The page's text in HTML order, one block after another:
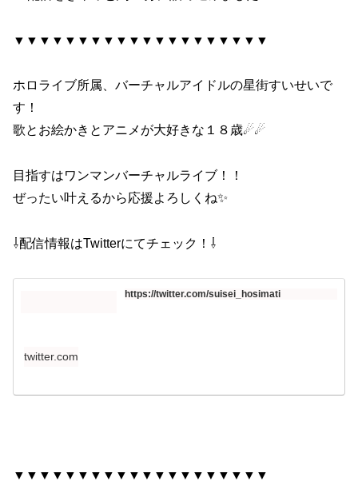
▼▼▼▼▼▼▼▼▼▼▼▼▼▼▼▼▼▼▼▼
ホロライブ所属、バーチャルアイドルの星街すいせいで
す！
歌とお絵かきとアニメが大好きな１８歳☄☄
目指すはワンマンバーチャルライブ！！
ぜったい叶えるから応援よろしくね✨
⇩配信情報はTwitterにてチェック！⇩
https://twitter.com/suisei_hosimati
twitter.com
▼▼▼▼▼▼▼▼▼▼▼▼▼▼▼▼▼▼▼▼